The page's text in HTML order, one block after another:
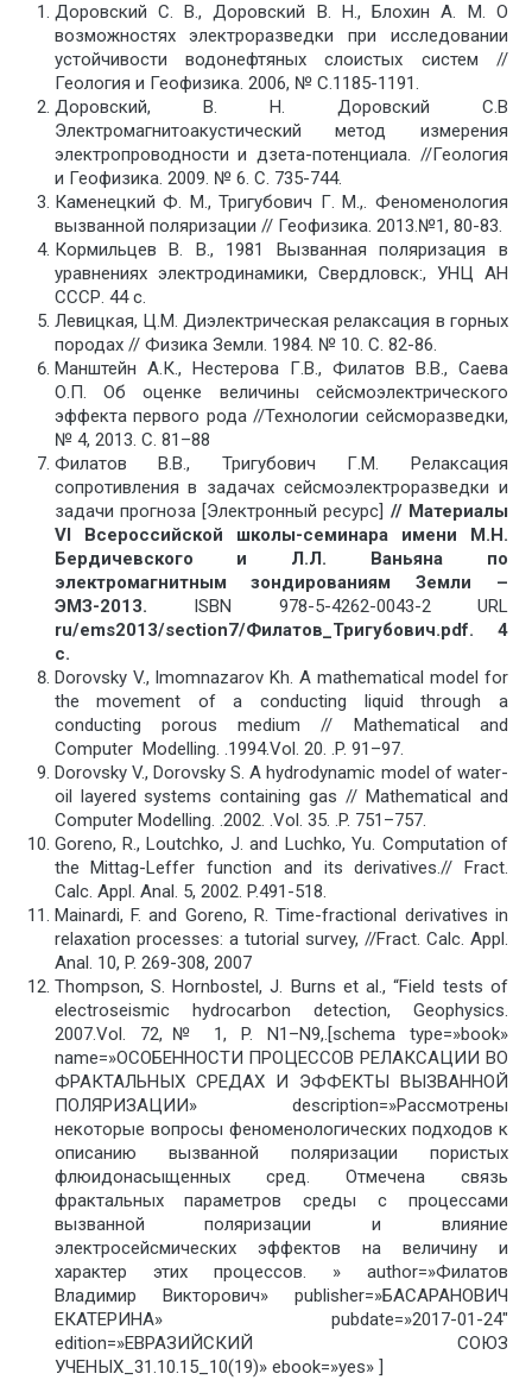
Доровский С. В., Доровский В. Н., Блохин А. М. О
возможностях электроразведки при исследовании
устойчивости водонефтяных слоистых систем //
Геология и Геофизика. 2006, № C.1185-1191.
Доровский, В. Н. Доровский С.В
Электромагнитоакустический метод измерения
электропроводности и дзета-потенциала. //Геология
и Геофизика. 2009. № 6. С. 735-744.
Каменецкий Ф. М., Тригубович Г. М.,. Феноменология
вызванной поляризации // Геофизика. 2013.№1, 80-83.
Кормильцев В. В., 1981 Вызванная поляризация в
уравнениях электродинамики, Свердловск:, УНЦ АН
СССР. 44 с.
Левицкая, Ц.М. Диэлектрическая релаксация в горных
породах // Физика Земли. 1984. № 10. С. 82-86.
Манштейн А.К., Нестерова Г.В., Филатов В.В., Саева
О.П. Об оценке величины сейсмоэлектрического
эффекта первого рода //Технологии сейсморазведки,
№ 4, 2013. С. 81–88
Филатов В.В., Тригубович Г.М. Релаксация
сопротивления в задачах сейсмоэлектроразведки и
задачи прогноза [Электронный ресурс] // Материалы
VI Всероссийской школы-семинара имени М.Н.
Бердичевского и Л.Л. Ваньяна по
электромагнитным зондированиям Земли –
ЭМЗ-2013.
ISBN 978-5-4262-0043-2 URL
ru/ems2013/section7/Филатов_Тригубович.pdf. 4
с.
Dorovsky V., Imomnazarov Kh. A mathematical model for
the movement of a conducting liquid through a
conducting porous medium // Mathematical and
Computer Modelling. .1994.Vol. 20. .P. 91–97.
Dorovsky V., Dorovsky S. A hydrodynamic model of water-
oil layered systems containing gas // Mathematical and
Computer Modelling. .2002. .Vol. 35. .P. 751–757.
Goreno, R., Loutchko, J. and Luchko, Yu. Computation of
the Mittag-Leffer function and its derivatives.// Fract.
Calc. Appl. Anal. 5, 2002. P.491-518.
Mainardi, F. and Goreno, R. Time-fractional derivatives in
relaxation processes: a tutorial survey, //Fract. Calc. Appl.
Anal. 10, P. 269-308, 2007
Thompson, S. Hornbostel, J. Burns et al., “Field tests of
electroseismic hydrocarbon detection, Geophysics.
2007.Vol. 72,№ 1, P. N1–N9,.[schema type=»book»
name=»ОСОБЕННОСТИ ПРОЦЕССОВ РЕЛАКСАЦИИ ВО
ФРАКТАЛЬНЫХ СРЕДАХ И ЭФФЕКТЫ ВЫЗВАННОЙ
ПОЛЯРИЗАЦИИ» description=»Рассмотрены
некоторые вопросы феноменологических подходов к
описанию вызванной поляризации пористых
флюидонасыщенных сред. Отмечена связь
фрактальных параметров среды с процессами
вызванной поляризации и влияние
электросейсмических эффектов на величину и
характер этих процессов. » author=»Филатов
Владимир Викторович» publisher=»БАСАРАНОВИЧ
ЕКАТЕРИНА» pubdate=»2017-01-24″
edition=»ЕВРАЗИЙСКИЙ СОЮЗ
УЧЕНЫХ_31.10.15_10(19)» ebook=»yes» ]